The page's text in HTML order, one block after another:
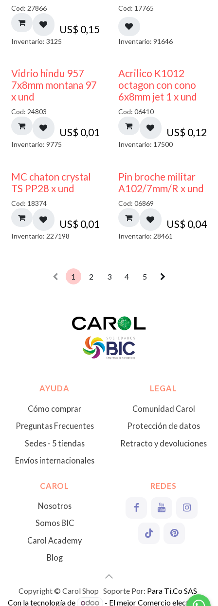
Cod: 27866
US$ 0,15
Inventario: 3125
Cod: 17765
Inventario: 91646
40% DESCUENTO
Vidrio hindu 957
7x8mm montana 97
x und
Cod: 24803
US$ 0,01
Inventario: 9775
Acrilico K1012
octagon con cono
6x8mm jet 1 x und
Cod: 06410
US$ 0,12
Inventario: 17500
MC chaton crystal
TS PP28 x und
Cod: 18374
US$ 0,01
Inventario: 227198
Pin broche militar
A102/7mm/R x und
Cod: 06869
US$ 0,04
Inventario: 28461
1 2 3 4 5
AYUDA
Cómo comprar
Preguntas Frecuentes
Sedes - 5 tiendas
Envíos internacionales
LEGAL
Comunidad Carol
Protección de datos
Retracto y devoluciones
CAROL
Nosotros
Somos BIC
Carol Academy
Blog
REDES
Copyright © Carol Shop Soporte Por: Para Ti.Co SAS
Con la tecnología de
- El mejorComercio electrónico